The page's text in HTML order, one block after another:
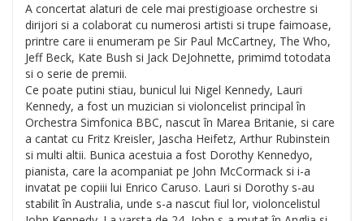
A concertat alaturi de cele mai prestigioase orchestre si
dirijori si a colaborat cu numerosi artisti si trupe faimoase,
printre care ii enumeram pe Sir Paul McCartney, The Who,
Jeff Beck, Kate Bush si Jack DeJohnette, primimd totodata
si o serie de premii.
Ce poate putini stiau, bunicul lui Nigel Kennedy, Lauri
Kennedy, a fost un muzician si violoncelist principal în
Orchestra Simfonica BBC, nascut în Marea Britanie, si care
a cantat cu Fritz Kreisler, Jascha Heifetz, Arthur Rubinstein
si multi altii. Bunica acestuia a fost Dorothy Kennedyo,
pianista, care la acompaniat pe John McCormack si i-a
invatat pe copiii lui Enrico Caruso. Lauri si Dorothy s-au
stabilit în Australia, unde s-a nascut fiul lor, violoncelistul